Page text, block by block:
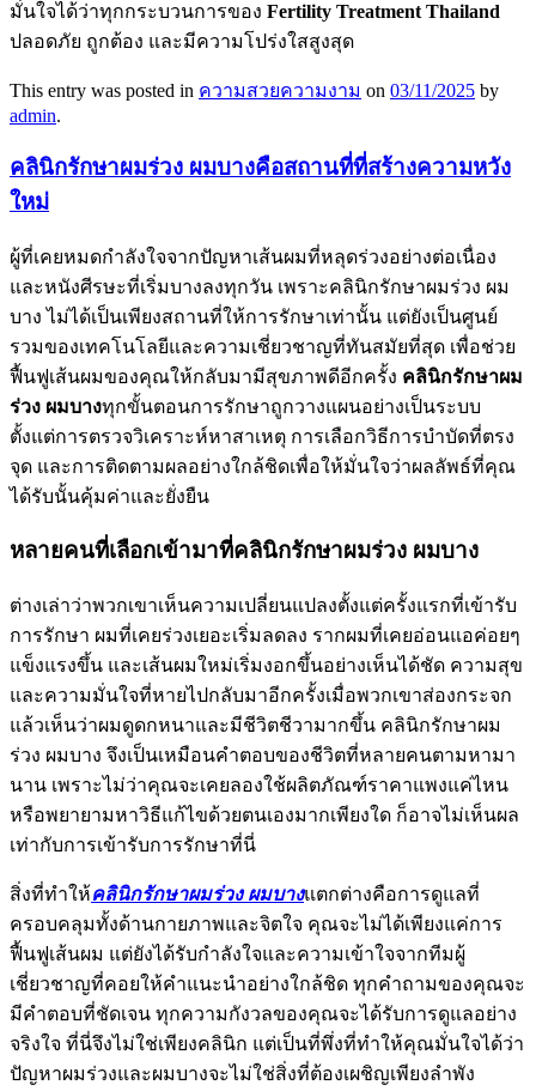
มั่นใจได้ว่าทุกกระบวนการของ Fertility Treatment Thailand
ปลอดภัย ถูกต้อง และมีความโปร่งใสสูงสุด
This entry was posted in ความสวยความงาม on 03/11/2025 by
admin.
คลินิกรักษาผมร่วง ผมบางคือสถานที่ที่สร้างความหวัง
ใหม่
ผู้ที่เคยหมดกำลังใจจากปัญหาเส้นผมที่หลุดร่วงอย่างต่อเนื่อง
และหนังศีรษะที่เริ่มบางลงทุกวัน เพราะคลินิกรักษาผมร่วง ผม
บาง ไม่ได้เป็นเพียงสถานที่ให้การรักษาเท่านั้น แต่ยังเป็นศูนย์
รวมของเทคโนโลยีและความเชี่ยวชาญที่ทันสมัยที่สุด เพื่อช่วย
ฟื้นฟูเส้นผมของคุณให้กลับมามีสุขภาพดีอีกครั้ง คลินิกรักษาผม
ร่วง ผมบางทุกขั้นตอนการรักษาถูกวางแผนอย่างเป็นระบบ
ตั้งแต่การตรวจวิเคราะห์หาสาเหตุ การเลือกวิธีการบำบัดที่ตรง
จุด และการติดตามผลอย่างใกล้ชิดเพื่อให้มั่นใจว่าผลลัพธ์ที่คุณ
ได้รับนั้นคุ้มค่าและยั่งยืน
หลายคนที่เลือกเข้ามาที่คลินิกรักษาผมร่วง ผมบาง
ต่างเล่าว่าพวกเขาเห็นความเปลี่ยนแปลงตั้งแต่ครั้งแรกที่เข้ารับ
การรักษา ผมที่เคยร่วงเยอะเริ่มลดลง รากผมที่เคยอ่อนแอค่อยๆ
แข็งแรงขึ้น และเส้นผมใหม่เริ่มงอกขึ้นอย่างเห็นได้ชัด ความสุข
และความมั่นใจที่หายไปกลับมาอีกครั้งเมื่อพวกเขาส่องกระจก
แล้วเห็นว่าผมดูดกหนาและมีชีวิตชีวามากขึ้น คลินิกรักษาผม
ร่วง ผมบาง จึงเป็นเหมือนคำตอบของชีวิตที่หลายคนตามหามา
นาน เพราะไม่ว่าคุณจะเคยลองใช้ผลิตภัณฑ์ราคาแพงแค่ไหน
หรือพยายามหาวิธีแก้ไขด้วยตนเองมากเพียงใด ก็อาจไม่เห็นผล
เท่ากับการเข้ารับการรักษาที่นี่
สิ่งที่ทำให้คลินิกรักษาผมร่วง ผมบางแตกต่างคือการดูแลที่
ครอบคลุมทั้งด้านกายภาพและจิตใจ คุณจะไม่ได้เพียงแค่การ
ฟื้นฟูเส้นผม แต่ยังได้รับกำลังใจและความเข้าใจจากทีมผู้
เชี่ยวชาญที่คอยให้คำแนะนำอย่างใกล้ชิด ทุกคำถามของคุณจะ
มีคำตอบที่ชัดเจน ทุกความกังวลของคุณจะได้รับการดูแลอย่าง
จริงใจ ที่นี่จึงไม่ใช่เพียงคลินิก แต่เป็นที่พึ่งที่ทำให้คุณมั่นใจได้ว่า
ปัญหาผมร่วงและผมบางจะไม่ใช่สิ่งที่ต้องเผชิญเพียงลำพัง